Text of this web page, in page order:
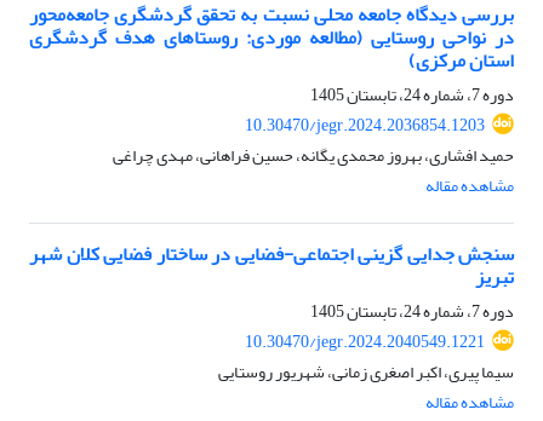
بررسی دیدگاه جامعه محلی نسبت به تحقق گردشگری جامعه‌محور
در نواحی روستایی (مطالعه موردی: روستاهای هدف گردشگری
استان مرکزی)
دوره 7، شماره 24، تابستان 1405
10.30470/jegr.2024.2036854.1203
حمید افشاری، بهروز محمدی یگانه، حسین فراهانی، مهدی چراغی
مشاهده مقاله
سنجش جدایی گزینی اجتماعی-فضایی در ساختار فضایی کلان شهر
تبریز
دوره 7، شماره 24، تابستان 1405
10.30470/jegr.2024.2040549.1221
سیما پیری، اکبر اصغری زمانی، شهریور روستایی
مشاهده مقاله